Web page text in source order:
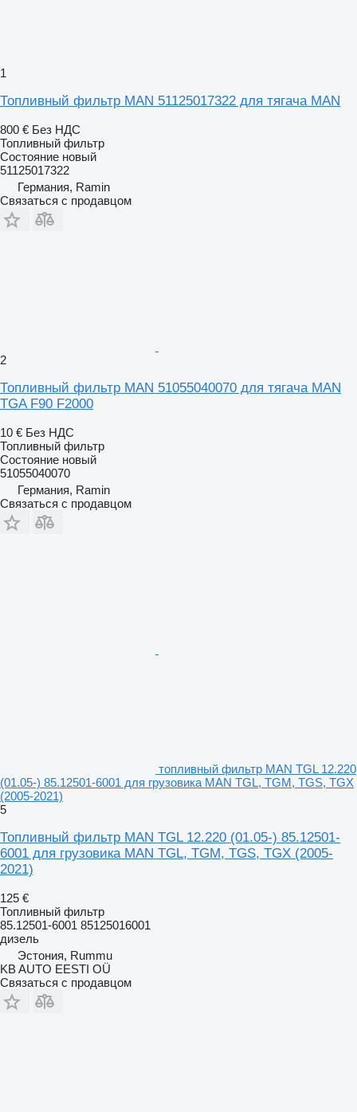
1
Топливный фильтр MAN 51125017322 для тягача MAN
800 € Без НДС
Топливный фильтр
Состояние новый
51125017322
Германия, Ramin
Связаться с продавцом
2
Топливный фильтр MAN 51055040070 для тягача MAN
TGA F90 F2000
10 € Без НДС
Топливный фильтр
Состояние новый
51055040070
Германия, Ramin
Связаться с продавцом
топливный фильтр MAN TGL 12.220
(01.05-) 85.12501-6001 для грузовика MAN TGL, TGM, TGS, TGX
(2005-2021)
5
Топливный фильтр MAN TGL 12.220 (01.05-) 85.12501-
6001 для грузовика MAN TGL, TGM, TGS, TGX (2005-
2021)
125 €
Топливный фильтр
85.12501-6001 85125016001
дизель
Эстония, Rummu
KB AUTO EESTI OÜ
Связаться с продавцом